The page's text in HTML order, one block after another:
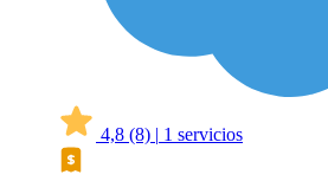
4,8 (8) | 1 servicios